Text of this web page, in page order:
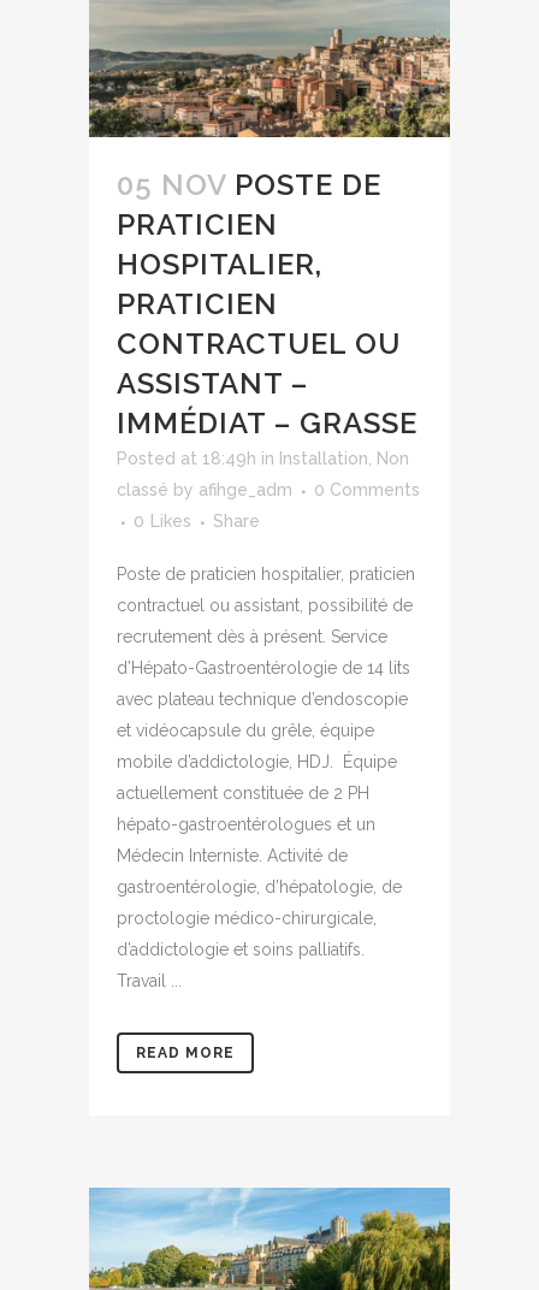
05 NOV POSTE DE
PRATICIEN
HOSPITALIER,
PRATICIEN
CONTRACTUEL OU
ASSISTANT –
IMMÉDIAT – GRASSE
Posted at 18:49h in Installation, Non
classé by afihge_adm
0 Comments
0 Likes Share
Poste de praticien hospitalier, praticien
contractuel ou assistant, possibilité de
recrutement dès à présent. Service
d’Hépato-Gastroentérologie de 14 lits
avec plateau technique d’endoscopie
et vidéocapsule du grêle, équipe
mobile d’addictologie, HDJ. Équipe
actuellement constituée de 2 PH
hépato-gastroentérologues et un
Médecin Interniste. Activité de
gastroentérologie, d’hépatologie, de
proctologie médico-chirurgicale,
d’addictologie et soins palliatifs.
Travail ...
READ MORE